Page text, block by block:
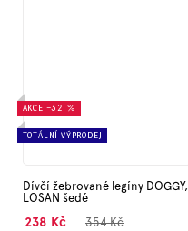
AKCE –32 %
TOTÁLNÍ VÝPRODEJ
Dívčí žebrované legíny DOGGY,
LOSAN šedé
238 Kč 354 Kč